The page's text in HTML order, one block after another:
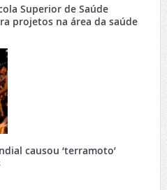
Superior de Saúde
projetos na área da saúde
causou ‘terramoto’